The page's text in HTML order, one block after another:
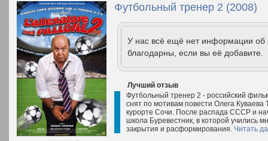
Футбольный тренер 2 (2008)
У нас всё ещё нет информации
благодарны, если вы её добавите.
Лучший отзыв
Футбольный тренер 2 - российский
снят по мотивам повести Олега Куваева
курорте Сочи. После распада СССР и
школа Буревестник, в которой учились
закрытия и расформирования. Читать